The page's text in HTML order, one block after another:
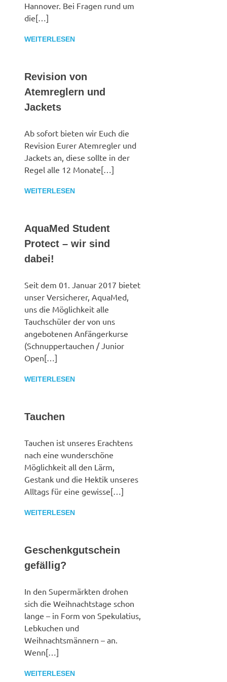
Hannover. Bei Fragen rund um
die[…]
WEITERLESEN
Revision von
Atemreglern und
Jackets
Ab sofort bieten wir Euch die
Revision Eurer Atemregler und
Jackets an, diese sollte in der
Regel alle 12 Monate[…]
WEITERLESEN
AquaMed Student
Protect – wir sind
dabei!
Seit dem 01. Januar 2017 bietet
unser Versicherer, AquaMed,
uns die Möglichkeit alle
Tauchschüler der von uns
angebotenen Anfängerkurse
(Schnuppertauchen / Junior
Open[…]
WEITERLESEN
Tauchen
Tauchen ist unseres Erachtens
nach eine wunderschöne
Möglichkeit all den Lärm,
Gestank und die Hektik unseres
Alltags für eine gewisse[…]
WEITERLESEN
Geschenkgutschein
gefällig?
In den Supermärkten drohen
sich die Weihnachtstage schon
lange – in Form von Spekulatius,
Lebkuchen und
Weihnachtsmännern – an.
Wenn[…]
WEITERLESEN